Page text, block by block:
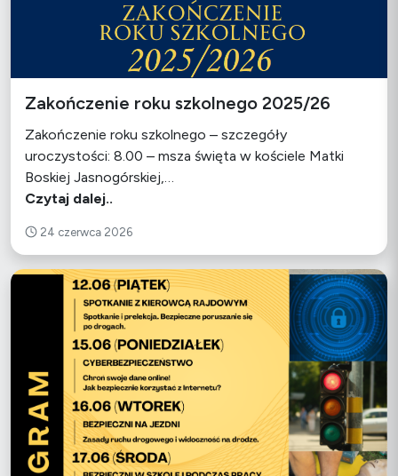
Zakończenie roku szkolnego 2025/26
Zakończenie roku szkolnego – szczegóły
uroczystości: 8.00 – msza święta w kościele Matki
Boskiej Jasnogórskiej,…
Czytaj dalej..
24 czerwca 2026